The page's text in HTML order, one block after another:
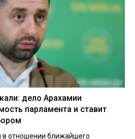
дело Арахамии
парламента и ставит
в отношении ближайшего